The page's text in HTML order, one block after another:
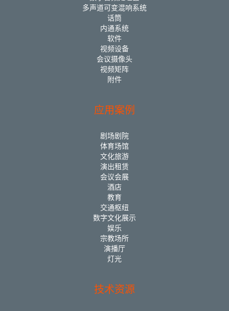
多声道可变混响系统
话筒
内通系统
软件
视频设备
会议摄像头
视频矩阵
附件
应用案例
剧场剧院
体育场馆
文化旅游
演出租赁
会议会展
酒店
教育
交通枢纽
数字文化展示
娱乐
宗教场所
演播厅
灯光
技术资源